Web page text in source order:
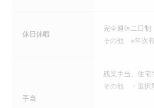
休日休暇
完全週休二日
その他 ※年次有
手当
残業手当、住宅
その他 ・選択